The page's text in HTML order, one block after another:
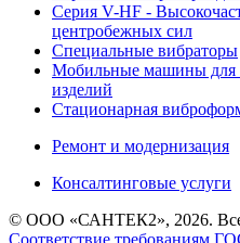
Серия V-HF -
центробежных сил
Специальные вибраторы
Мобильные машины для
изделий
Стационарная
Ремонт и модернизация
Консалтинговые услуги
© ООО «САНТЕК2», 2026.
Соответствие требованиям